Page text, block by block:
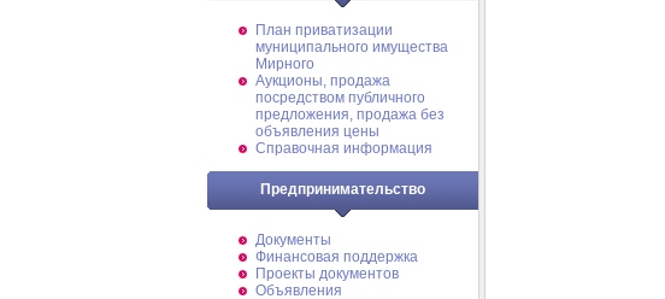
План приватизации
муниципального имущества
Мирного
Аукционы, продажа
посредством публичного
предложения, продажа без
объявления цены
Справочная информация
Предпринимательство
Документы
Финансовая поддержка
Проекты документов
Объявления